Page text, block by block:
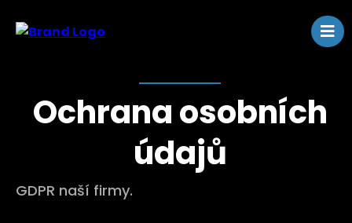
Ochrana osobních
údajů
GDPR naší firmy.